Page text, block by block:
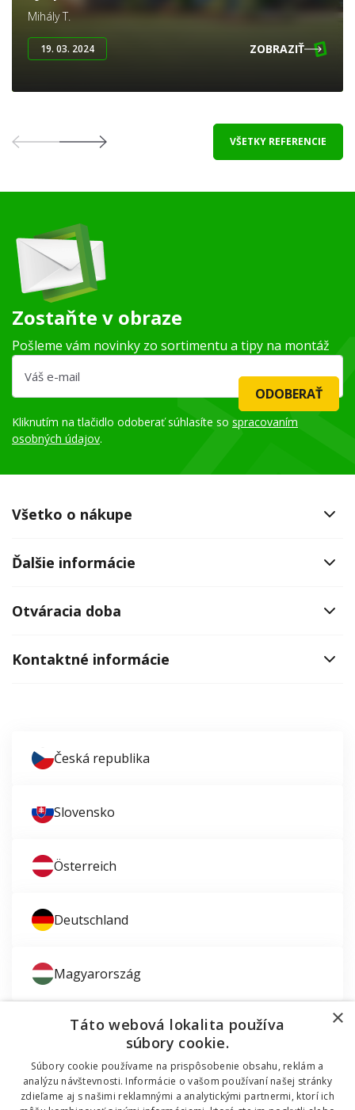
Mihály T.
19. 03. 2024 ZOBRAZIŤ
VŠETKY REFERENCIE
Zostaňte v obraze
Pošleme vám novinky zo sortimentu a tipy na montáž
ODOBERAŤ
Kliknutím na tlačidlo odoberať súhlasíte so spracovaním
osobných údajov.
Všetko o nákupe
Ďalšie informácie
Otváracia doba
Kontaktné informácie
Česká republika
Slovensko
Österreich
Deutschland
Magyarország
© 2011 - 2026 TT HOLDING, a.s. Už 12 rokov vám
Zaujíma vás montáž okien?
×
Táto webová lokalita používa
súbory cookie.
Súbory cookie používame na prispôsobenie obsahu, reklám a
analýzu návštevnosti. Informácie o vašom používaní našej stránky
zdieľame aj s našimi reklamnými a analytickými partnermi, ktorí ich